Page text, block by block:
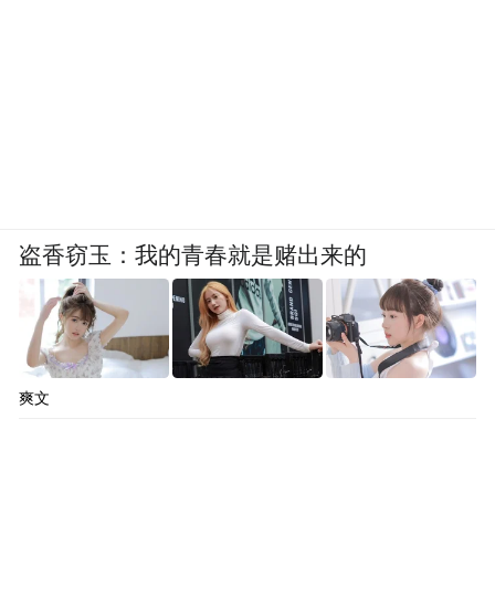
盗香窃玉：我的青春就是赌出来的
爽文